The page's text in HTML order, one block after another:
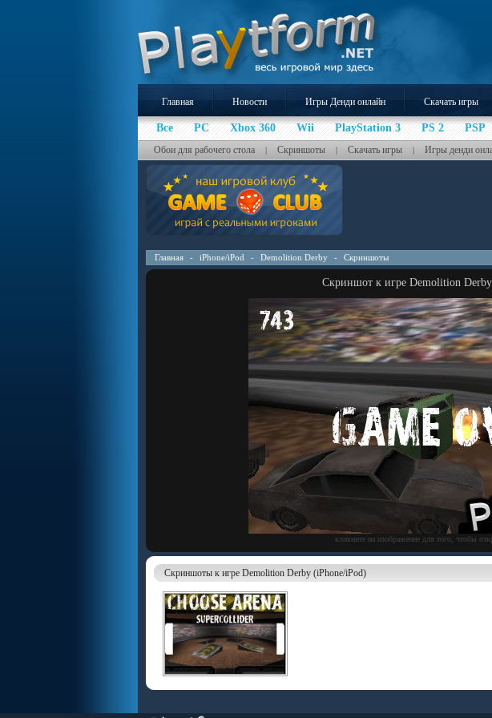
Главная Новости Игры Денди онлайн Скачать игры
Все PC Xbox 360 Wii PlayStation 3 PS 2 PSP
Обои для рабочего стола | Скриншоты | Скачать игры | Игры денди
Главная - iPhone/iPod - Demolition Derby - Скриншоты
Скриншот к игре Demolition
кликните на изображение для того, чтобы
Скриншоты к игре Demolition Derby (iPhone/iPod)